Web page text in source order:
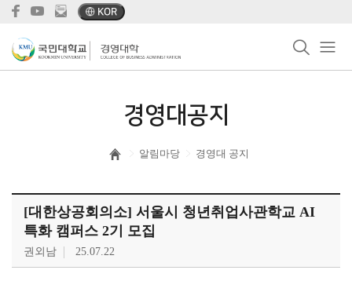
KOR
경영대공지
알림마당 경영대 공지
[대한상공회의소] 서울시 청년취업사관학교 AI
특화 캠퍼스 2기 모집
권외남 25.07.22